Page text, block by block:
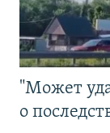
"Может
о